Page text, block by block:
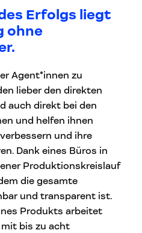
Erfolgs liegt
ohne
Agent*innen zu
lieber den direkten
auch direkt bei den
und helfen ihnen
und ihre
Dank eines Büros in
Produktionskreislauf
die gesamte
und transparent ist.
Produkts arbeitet
mit bis zu acht